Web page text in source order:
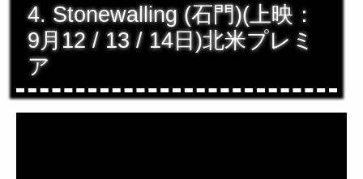
4. Stonewalling (石門)(上映：
9月12 / 13 / 14日)北米プレミ
ア